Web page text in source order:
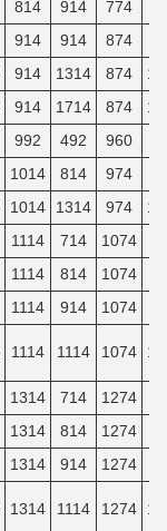
814 914 774
914 914 874
914 1314 874
914 1714 874
992 492 960
1014 814 974
1014 1314 974
1114 714 1074
1114 814 1074
1114 914 1074
1114 1114 1074
1314 714 1274
1314 814 1274
1314 914 1274
1314 1114 1274